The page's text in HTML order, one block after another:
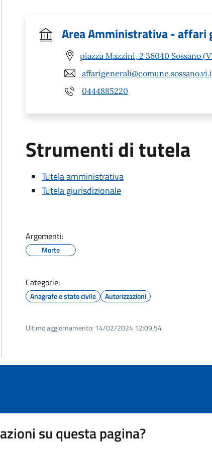
Area Amministrativa - affari
piazza Mazzini, 2 36040 Sossano
0444885220
Strumenti di tutela
Tutela amministrativa
Tutela giurisdizionale
Argomenti:
Morte
Categorie:
Anagrafe e stato civile Autorizzazioni
Ultimo aggiornamento: 14/02/2024 12:09.54
su questa pagina?